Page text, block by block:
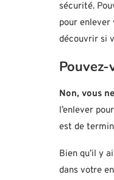
sécurité.
pour enlever
découvrir si
Non, vous
l’enlever
est de
Bien qu’il y
dans votre